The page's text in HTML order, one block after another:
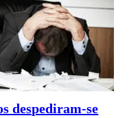
despediram-se